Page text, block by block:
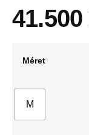
41.500
Méret
M